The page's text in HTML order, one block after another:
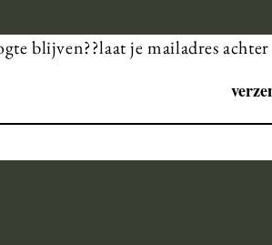
blijven??laat je mailadres achter